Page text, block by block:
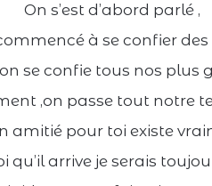
On s’est d’abord parlé ,
à se confier
se confie tous nos plus
,on passe tout notre
amitié pour toi existe
qu’il arrive je serais